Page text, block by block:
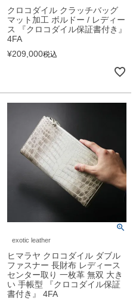
クロコダイル クラッチバッグ
マット加工 ボルドー / レディー
ス 『クロコダイル保証書付き』
4FA
¥209,000税込
exotic leather
ヒマラヤ クロコダイル ダブル
ファスナー 長財布 レディース
センター取り 一枚革 無双 大き
い 手帳型 『クロコダイル保証
書付き』 4FA